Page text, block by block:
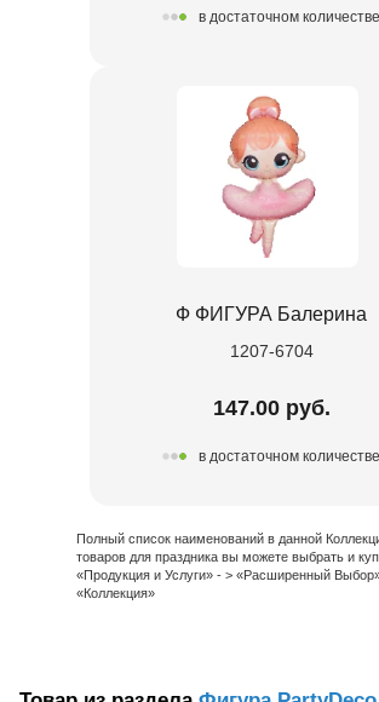
в достаточном количестве
Ф ФИГУРА Балерина
1207-6704
147.00 руб.
в достаточном количестве
Полный список наименований в данной
товаров для праздника вы можете выбрать и
«Продукция и Услуги» - > «Расширенный
«Коллекция»